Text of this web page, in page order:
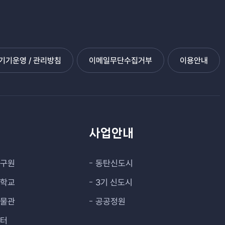
기운영 / 관리방침 이메일무단수집거부 이용안내
원
교
관
사업안내
동탄신도시
3기 신도시
공공정원